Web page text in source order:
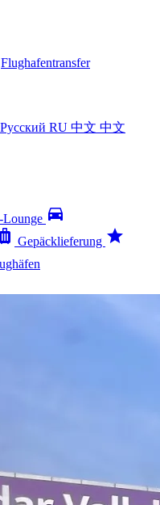
Flughafentransfer
Русский RU 中文 中文
Lounge directions_car
luggage Gepäcklieferung star